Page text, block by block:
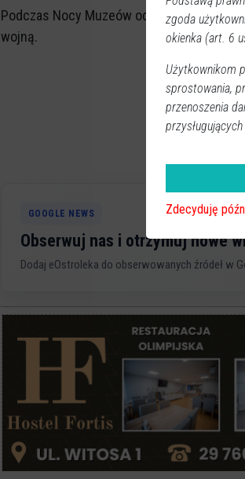
Podczas Nocy Muzeów odbywała się
wojną.
GOOGLE NEWS
Obserwuj nas i otrzymuj nowe
Dodaj eOstroleka do obserwowanych źródeł w
zgoda
okienka (art. 6
Użytkownikom
sprostowania,
przenoszenia
Zdecyduję